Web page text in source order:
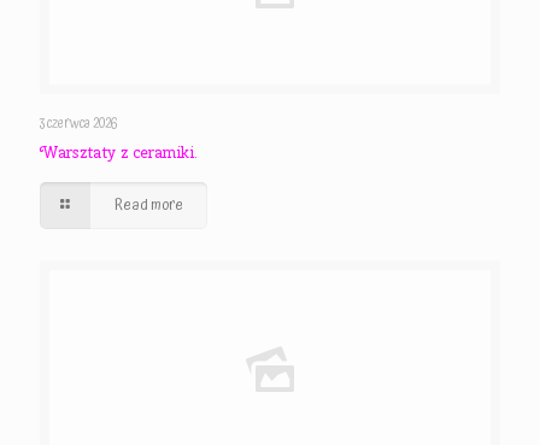
3 czerwca 2026
Warsztaty z ceramiki.
Read more